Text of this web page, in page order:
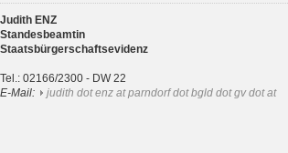
Judith ENZ
Standesbeamtin
Staatsbürgerschaftsevidenz
Tel.: 02166/2300 - DW 22
E-Mail:
judith dot enz at parndorf dot bgld dot gv dot at